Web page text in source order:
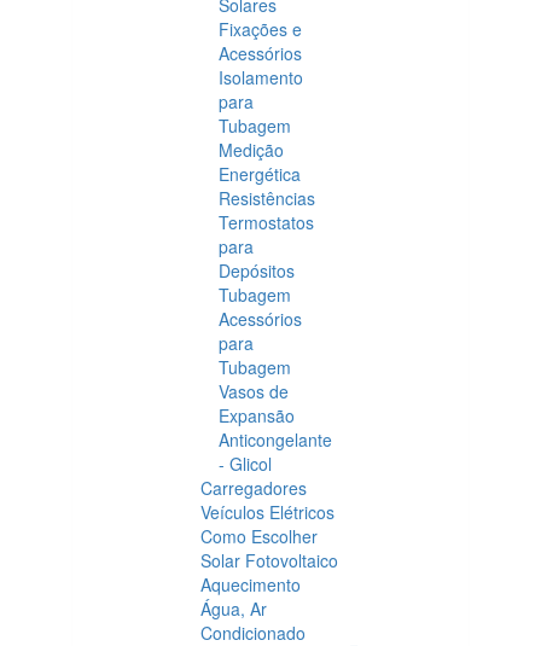
Solares
Fixações e
Acessórios
Isolamento
para
Tubagem
Medição
Energética
Resistências
Termostatos
para
Depósitos
Tubagem
Acessórios
para
Tubagem
Vasos de
Expansão
Anticongelante
- Glicol
Carregadores
Veículos Elétricos
Como Escolher
Solar Fotovoltaico
Aquecimento
Água, Ar
Condicionado